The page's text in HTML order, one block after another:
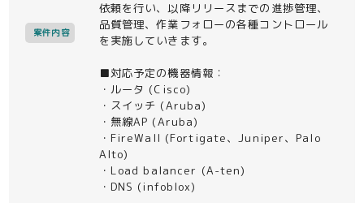
案件内容
依頼を行い、以降リリースまでの進捗管理、
品質管理、作業フォローの各種コントロール
を実施していきます。
■対応予定の機器情報：
・ルータ (Cisco)
・スイッチ (Aruba)
・無線AP (Aruba)
・FireWall (Fortigate、Juniper、Palo
Alto)
・Load balancer (A-ten)
・DNS (infoblox)